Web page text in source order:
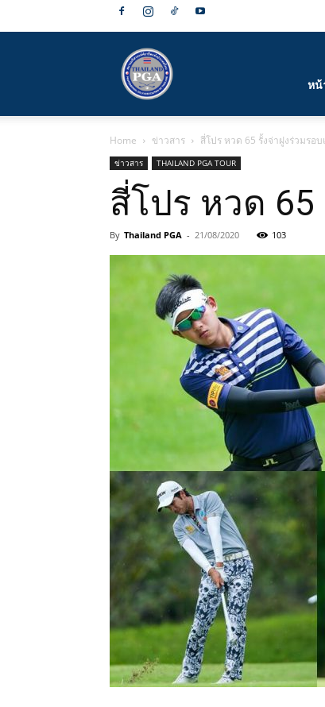
กีฬา
กอล์ฟ
อาชีพ
แห่ง
ประเทศไทย
หน้
Home ข่าวสาร สี่โปร หวด 65 รั้งจ่าฝูงร่วมรอ
ข่าวสาร THAILAND PGA TOUR
สี่โปร หวด 65
By Thailand PGA - 21/08/2020 103